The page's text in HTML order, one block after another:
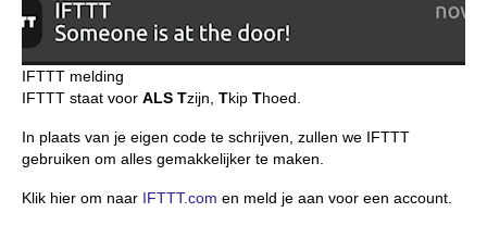
IFTTT melding
IFTTT staat voor ALS Tzijn, Tkip Thoed.
In plaats van je eigen code te schrijven, zullen we IFTTT
gebruiken om alles gemakkelijker te maken.
Klik hier om naar IFTTT.com en meld je aan voor een account.